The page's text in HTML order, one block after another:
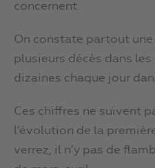
concernent.
On constate partout une
plusieurs décès dans
dizaines chaque jour
Ces chiffres ne suivent
l’évolution de la
verrez, il n’y pas de